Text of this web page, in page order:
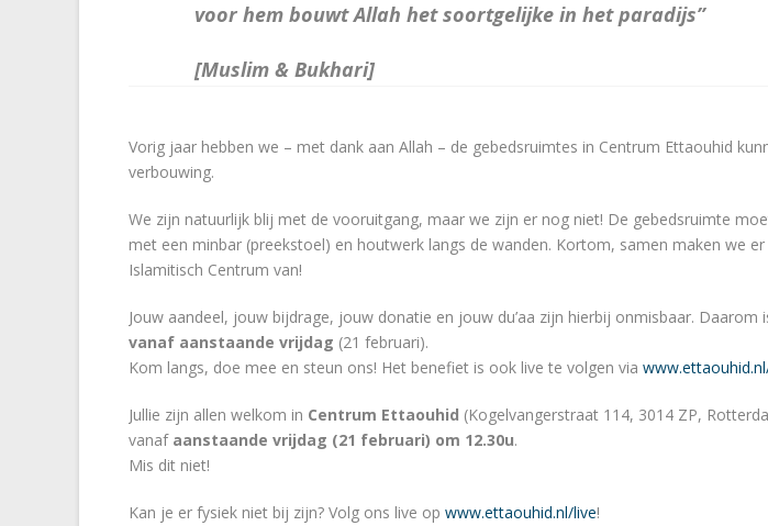
voor hem bouwt Allah het soortgelijke in het paradijs”
[Muslim & Bukhari]
Vorig jaar hebben we – met dank aan Allah – de gebedsruimtes in Centrum Ettaouhid
verbouwing.
We zijn natuurlijk blij met de vooruitgang, maar we zijn er nog niet! De gebedsruimte
met een minbar (preekstoel) en houtwerk langs de wanden. Kortom, samen maken we
Islamitisch Centrum van!
Jouw aandeel, jouw bijdrage, jouw donatie en jouw du’aa zijn hierbij onmisbaar. Daarom
vanaf aanstaande vrijdag (21 februari).
Kom langs, doe mee en steun ons! Het benefiet is ook live te volgen via www.ettaouhid.nl
Jullie zijn allen welkom in Centrum Ettaouhid (Kogelvangerstraat 114, 3014 ZP,
vanaf aanstaande vrijdag (21 februari) om 12.30u.
Mis dit niet!
Kan je er fysiek niet bij zijn? Volg ons live op www.ettaouhid.nl/live!